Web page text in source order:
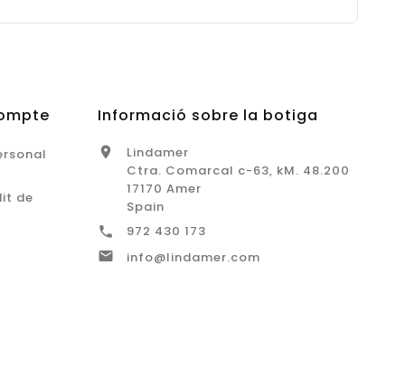
de
Informació sobre la botiga

Lindamer
Ctra. Comarcal c-63, kM. 48.200
17170 Amer
Spain
 972 430 173
 info@lindamer.com